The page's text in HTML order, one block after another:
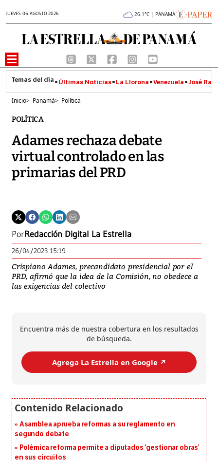
JUEVES 06 AGOSTO 2026 26.1°C | PANAMÁ
Últimas Noticias La Llorona Venezuela José
Inicio> Panamá> Política
POLÍTICA
Adames rechaza debate
virtual controlado en las
primarias del PRD
PorRedacción Digital La Estrella
26/04/2023 15:19
Crispiano Adames, precandidato presidencial por el
PRD, afirmó que la idea de la Comisión, no obedece a
las exigencias del colectivo
Encuentra más de nuestra cobertura en los resultados
de búsqueda.
Agrega La Estrella en Google ↗️
Asamblea aprueba reformas a su reglamento en
segundo debate
Polémica reforma permite a diputados ‘gestionar obras’
en sus circuitos